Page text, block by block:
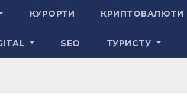
КУРОРТИ КРИПТОВАЛЮТИ
SEO ТУРИСТУ